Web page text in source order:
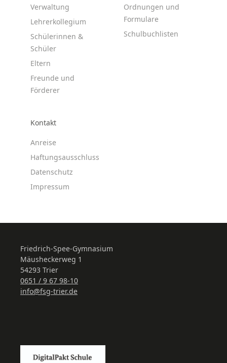
Verwaltung
Lehrerkollegium
Schülerinnen &
Schüler
Eltern
Freunde und
Förderer
Ordnungen und
Formulare
Schulbuchlisten
Kontakt
Anreise
Haftungsausschluss
Datenschutz
Impressum
Friedrich-Spee-Gymnasium
Mäusheckerweg 1
54293 Trier
0651 / 9 67 98-10
info@fsg-trier.de